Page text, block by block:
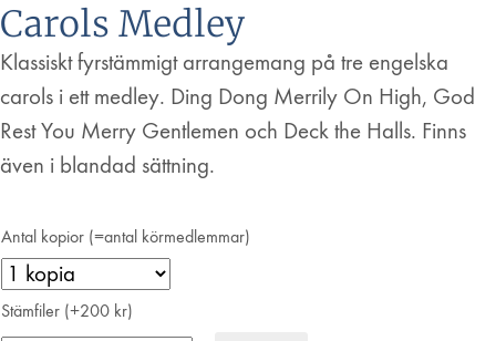
Carols Medley
Klassiskt fyrstämmigt arrangemang på tre engelska
carols i ett medley. Ding Dong Merrily On High, God
Rest You Merry Gentlemen och Deck the Halls. Finns
även i blandad sättning.
Antal kopior (=antal körmedlemmar)
Stämfiler (+200 kr)